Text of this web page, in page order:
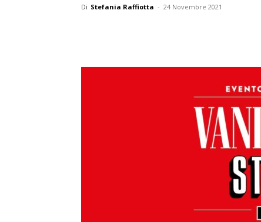
Di Stefania Raffiotta - 24 Novembre 2021